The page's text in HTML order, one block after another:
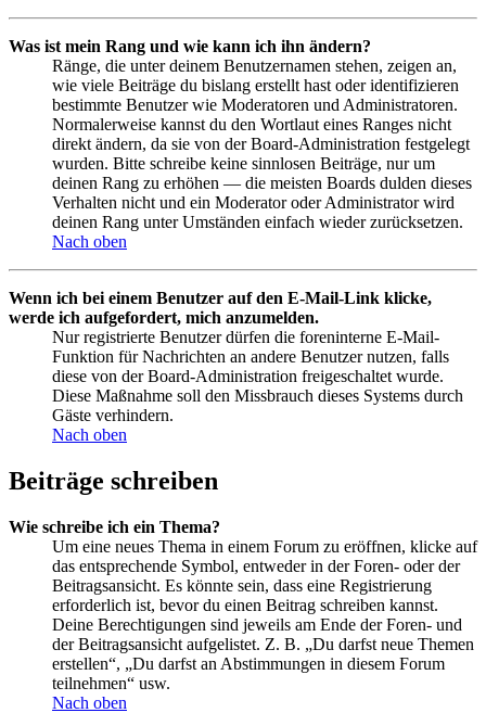
Was ist mein Rang und wie kann ich ihn ändern?
Ränge, die unter deinem Benutzernamen stehen, zeigen an,
wie viele Beiträge du bislang erstellt hast oder identifizieren
bestimmte Benutzer wie Moderatoren und Administratoren.
Normalerweise kannst du den Wortlaut eines Ranges nicht
direkt ändern, da sie von der Board-Administration festgelegt
wurden. Bitte schreibe keine sinnlosen Beiträge, nur um
deinen Rang zu erhöhen — die meisten Boards dulden dieses
Verhalten nicht und ein Moderator oder Administrator wird
deinen Rang unter Umständen einfach wieder zurücksetzen.
Nach oben
Wenn ich bei einem Benutzer auf den E-Mail-Link klicke,
werde ich aufgefordert, mich anzumelden.
Nur registrierte Benutzer dürfen die foreninterne E-Mail-
Funktion für Nachrichten an andere Benutzer nutzen, falls
diese von der Board-Administration freigeschaltet wurde.
Diese Maßnahme soll den Missbrauch dieses Systems durch
Gäste verhindern.
Nach oben
Beiträge schreiben
Wie schreibe ich ein Thema?
Um eine neues Thema in einem Forum zu eröffnen, klicke auf
das entsprechende Symbol, entweder in der Foren- oder der
Beitragsansicht. Es könnte sein, dass eine Registrierung
erforderlich ist, bevor du einen Beitrag schreiben kannst.
Deine Berechtigungen sind jeweils am Ende der Foren- und
der Beitragsansicht aufgelistet. Z. B. „Du darfst neue Themen
erstellen“, „Du darfst an Abstimmungen in diesem Forum
teilnehmen“ usw.
Nach oben